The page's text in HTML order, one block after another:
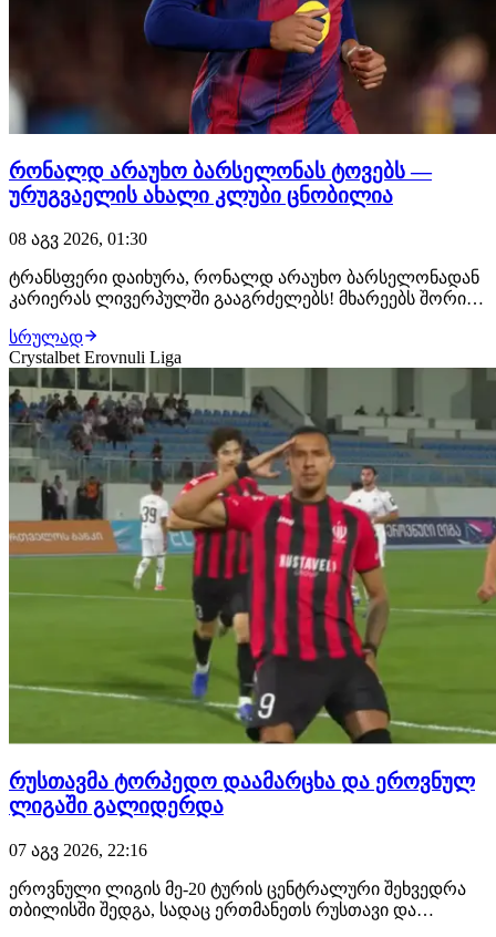
რონალდ არაუხო ბარსელონას ტოვებს —
ურუგვაელის ახალი კლუბი ცნობილია
08 აგვ 2026, 01:30
ტრანსფერი დაიხურა, რონალდ არაუხო ბარსელონადან
კარიერას ლივერპულში გააგრძელებს! მხარეებს შორის
მცველს ახალ კლუბში უკვე ელოდებიან, სადაც
სამედიცინო შემოწმებას გაივლის და კონტრაქტს ხელს
მოაწერს. როგორც ცნობილი ხდება, მხარეებს შორის 1-
წლიან…
სრულად
Crystalbet Erovnuli Liga
რუსთავმა ტორპედო დაამარცხა და ეროვნულ
ლიგაში გალიდერდა
07 აგვ 2026, 22:16
ეროვნული ლიგის მე-20 ტურის ცენტრალური შეხვედრა
თბილისში შედგა, სადაც ერთმანეთს რუსთავი და